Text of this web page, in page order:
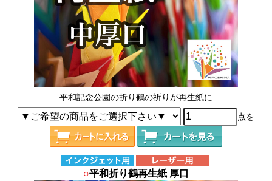
平和記念公園の折り鶴の祈りが再生紙に
点を
○平和折り鶴再生紙 厚口